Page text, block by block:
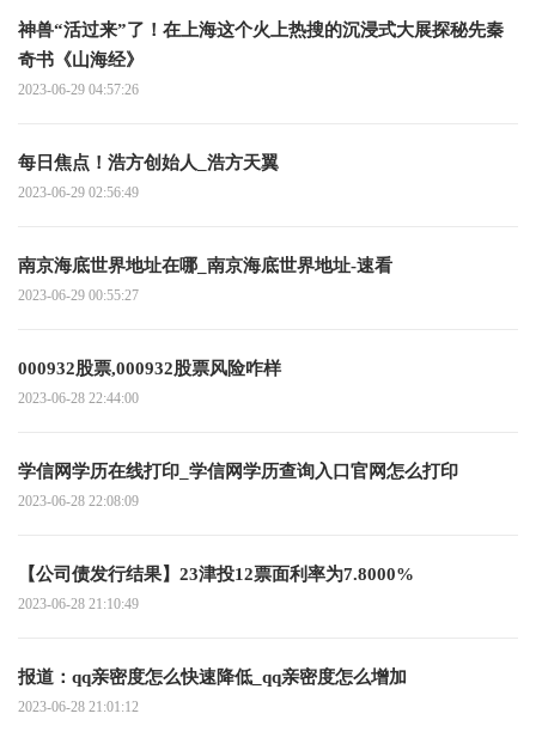
神兽“活过来”了！在上海这个火上热搜的沉浸式大展探秘先秦
奇书《山海经》
2023-06-29 04:57:26
每日焦点！浩方创始人_浩方天翼
2023-06-29 02:56:49
南京海底世界地址在哪_南京海底世界地址-速看
2023-06-29 00:55:27
000932股票,000932股票风险咋样
2023-06-28 22:44:00
学信网学历在线打印_学信网学历查询入口官网怎么打印
2023-06-28 22:08:09
【公司债发行结果】23津投12票面利率为7.8000%
2023-06-28 21:10:49
报道：qq亲密度怎么快速降低_qq亲密度怎么增加
2023-06-28 21:01:12